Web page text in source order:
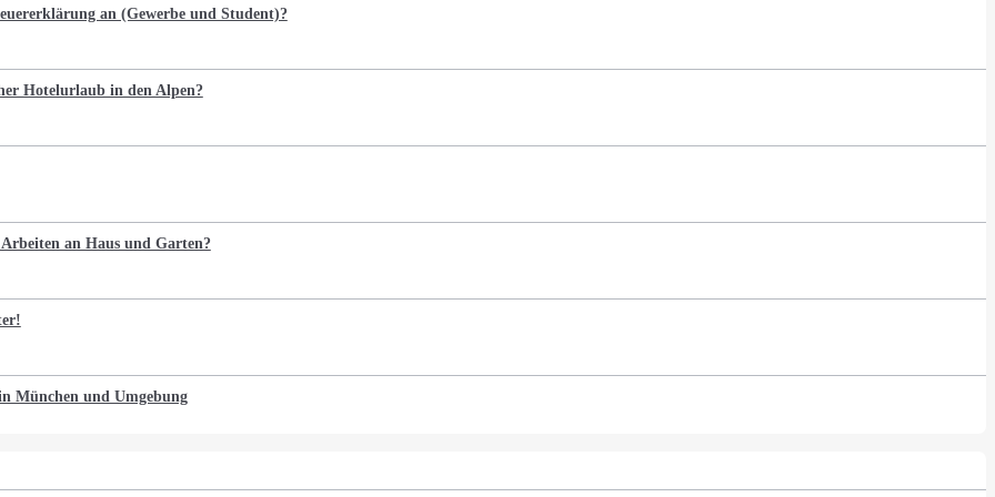
an (Gewerbe und Student)?
Hotelurlaub in den Alpen?
an Haus und Garten?
München und Umgebung